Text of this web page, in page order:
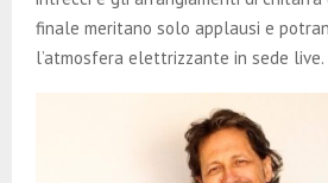
finale meritano solo applausi e
l’atmosfera elettrizzante in sede live.